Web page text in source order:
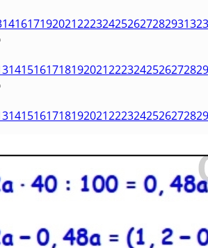
14161719202122232425262728293132
14151617181920212223242526272829
14151617181920212223242526272829